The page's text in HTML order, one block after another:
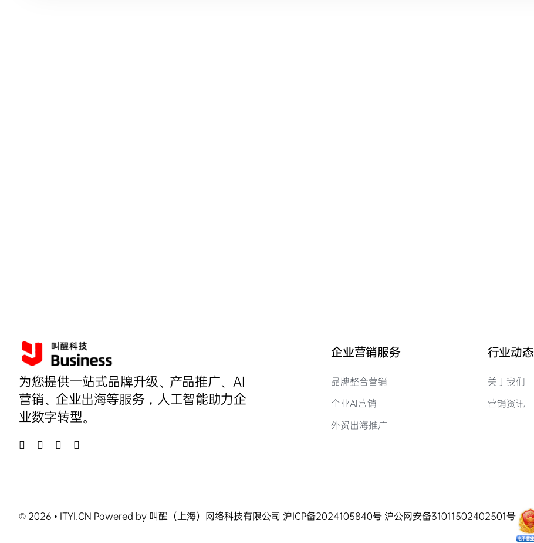
为您提供一站式品牌升级、产品推广、AI
营销、企业出海等服务，人工智能助力企
业数字转型。
企业营销服务
品牌整合营销
企业AI营销
外贸出海推广
行业动态
关于我们
营销资讯
© 2026 • ITYI.CN Powered by 叫醒（上海）网络科技有限公司 沪ICP备2024105840号 沪公网安备31011502402501号